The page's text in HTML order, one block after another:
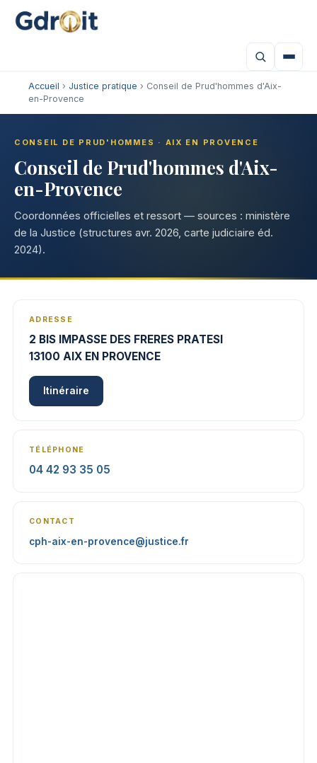
Accueil › Justice pratique › Conseil de Prud'hommes d'Aix-
en-Provence
CONSEIL DE PRUD'HOMMES · AIX EN PROVENCE
Conseil de Prud'hommes d'Aix-
en-Provence
Coordonnées officielles et ressort — sources : ministère
de la Justice (structures avr. 2026, carte judiciaire éd.
2024).
ADRESSE
2 BIS IMPASSE DES FRERES PRATESI
13100 AIX EN PROVENCE
Itinéraire
TÉLÉPHONE
04 42 93 35 05
CONTACT
cph-aix-en-provence@justice.fr